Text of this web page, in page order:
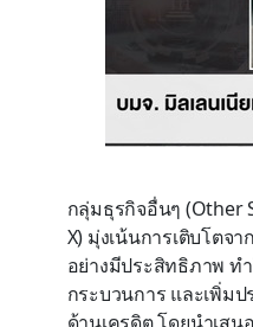
กลุ่มธุรกิจอื่นๆ (Other
X) มุ่งเน้นการเติบโตจ
อย่างมีประสิทธิภาพ ทำ
กระบวนการ และเพิ่ม